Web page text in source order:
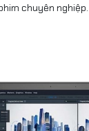
chuyên nghiệp.